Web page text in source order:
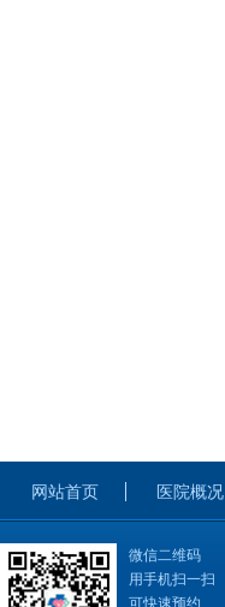
网站首页 医院概况
微信二维码
用手机扫一扫
可快速预约